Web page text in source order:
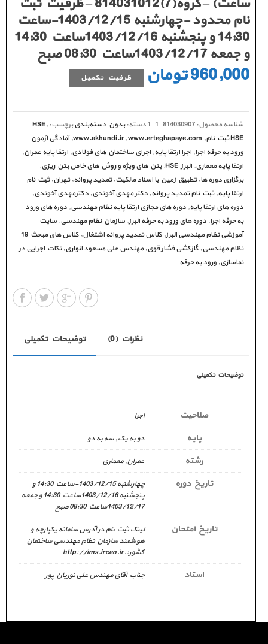
ساعت) – گروه(7)814031012 – ظرفیت ثبت
نام محدود -چهارشنبه 1403/12/15-ساعت
14:30 و پنجشنبه 1403/12/16ساعت 14:30
و جمعه 1403/12/17ساعت 08:30 صبح
960,000تومان ظرفیت تکمیل
شناسه محصول: 814030907-1-1 دسته:بدون دسته‌بندیبرچسب: HSE,
HSE ثبت نام
,
www.akhundi.ir,www.erteghapaye.com
,آمادگی آزمون
ورود به حرفه اجرا, اجرا ارتقا پایه, اجرای ساختمان های فولادی, ارتقا پایه عمران,
ارتقا پایه معماری, البرز HSE ,بتن های ویژه و روش های خاص بتن ریزی,
برگزاری دوره ها,تطبیق زمین با اسناد مالکیت,تمدید پروانه,تهران,ثبت نام
ارتقا پایه,ثبت نام تمدید پروانه, دکتر مهدی آخوندی, دکترمهدی آخوندی,
دوره های ارتقا پایه, دوره های مجازی ارتقا پایه نظام مهندسی, دوره های ورود
به حرفه اجرا, دوره های ورود به حرفه البرز, سازمان نظام مهندسی, سایت
آموزشی نظام مهندسی البرز, کلاس تمدید پروانه اشتغال,
کلاس های مبحث 19
نظام مهندسی, گازکشی فشار قوی,مهندس علی مسعود انواری,نکات اجرایی در
نماسازی, ورود به حرفه
توضیحات تکمیلی نظرات (0)
توضیحات تکمیلی
صلاحیت اجرا
پایه دو به یک,سه به دو
رشته عمران,معماری
تاریخ دوره
چهارشنبه 1403/12/15-ساعت 14:30 و
پنجشنبه 1403/12/16ساعت 14:30 و جمعه
1403/12/17ساعت 08:30 صبح
تاریخ امتحان
لینک ثبت نام در آدرس سامانه یکپارچه و
هوشمند سازمان نظام مهندسی ساختمان
کشور:.http://ims.irceo.ir
استاد جناب آقای مهندس علی نوریان پور